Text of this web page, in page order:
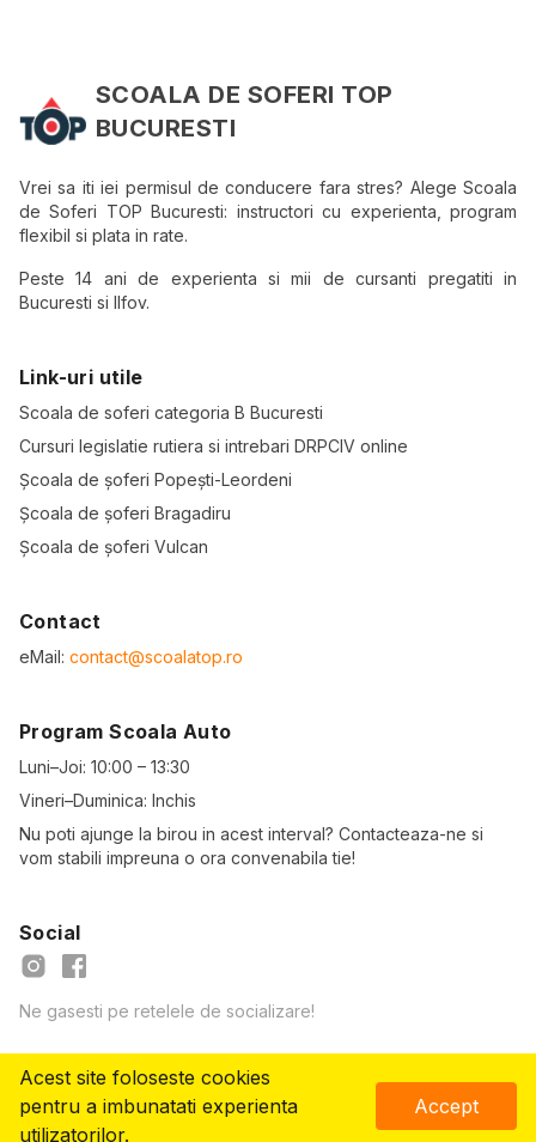
Acest site foloseste cookies
pentru a imbunatati experienta
utilizatorilor.
Accept
SCOALA DE SOFERI TOP
BUCURESTI
Vrei sa iti iei permisul de conducere fara stres? Alege Scoala
de Soferi TOP Bucuresti: instructori cu experienta, program
flexibil si plata in rate.
Peste 14 ani de experienta si mii de cursanti pregatiti in
Bucuresti si Ilfov.
Link-uri utile
Scoala de soferi categoria B Bucuresti
Cursuri legislatie rutiera si intrebari DRPCIV online
Școala de șoferi Popești-Leordeni
Școala de șoferi Bragadiru
Școala de șoferi Vulcan
Contact
eMail: contact@scoalatop.ro
Program Scoala Auto
Luni–Joi: 10:00 – 13:30
Vineri–Duminica: Inchis
Nu poti ajunge la birou in acest interval? Contacteaza-ne si
vom stabili impreuna o ora convenabila tie!
Social
Ne gasesti pe retelele de socializare!
© Copyright2026 - ScoalaTOP.ro
Vreau să mă înscriu!